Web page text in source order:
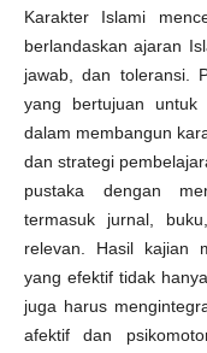
Karakter Islami
berlandaskan ajaran
jawab, dan toleransi.
yang bertujuan untuk
dalam membangun
dan strategi
pustaka dengan
termasuk jurnal,
relevan. Hasil kajian
yang efektif tidak
juga harus
afektif dan